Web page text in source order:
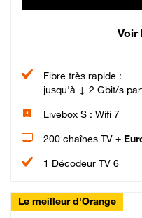
Voir
Fibre très rapide :
jusqu'à ↓ 2 Gbit/s
Livebox S : Wifi 7
200 chaînes TV +
1 Décodeur TV 6
Le meilleur d'Orange